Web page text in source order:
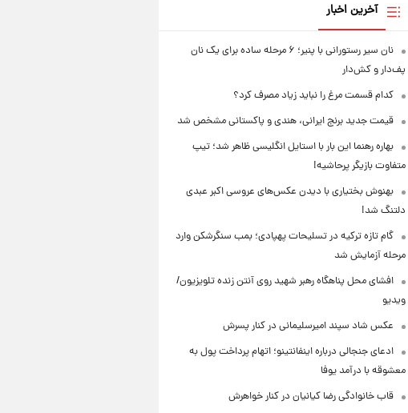
آخرین اخبار
نان سیر رستورانی با پنیر؛ ۶ مرحله ساده برای یک نان
پف‌دار و کش‌دار
کدام قسمت مرغ را نباید زیاد مصرف کرد؟
قیمت جدید برنج ایرانی، هندی و پاکستانی مشخص شد
بهاره رهنما این بار با استایل انگلیسی ظاهر شد؛ تیپ
متفاوت بازیگر پرحاشیه!
بهنوش بختیاری با دیدن عکس‌های عروسی اکبر عبدی
دلتنگ شد!
گام تازه ترکیه در تسلیحات پهپادی؛ بمب سنگرشکن وارد
مرحله آزمایش شد
افشای محل پناهگاه‌ رهبر شهید روی آنتن زنده تلویزیون/
ویدیو
عکس شاد سپند امیرسلیمانی در کنار پسرش
ادعای جنجالی درباره اینفانتینو؛ اتهام پرداخت پول به
معشوقه با درآمد یوفا
قاب خانوادگی رضا کیانیان در کنار خواهرش